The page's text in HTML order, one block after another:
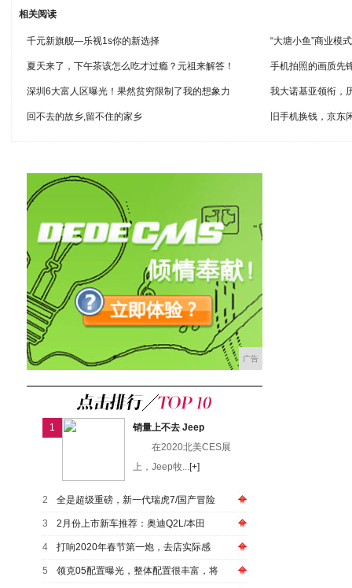
相关阅读
千元新旗舰—乐视1s你的新选择 “大塘小鱼”商业
夏天来了，下午茶该怎么吃才过瘾？元祖来解答！ 手机拍照的画质先
深圳6大富人区曝光！果然贫穷限制了我的想象力 我大诺基亚领衔，
回不去的故乡,留不住的家乡 旧手机换钱，京东
广告
1
销量上不去 Jeep
在2020北美CES展
上，Jeep牧...[+]
2 全是超级重磅，新一代瑞虎7/国产冒险
3 2月份上市新车推荐：奥迪Q2L/本田
4 打响2020年春节第一炮，去店实际感
5 领克05配置曝光，整体配置很丰富，将